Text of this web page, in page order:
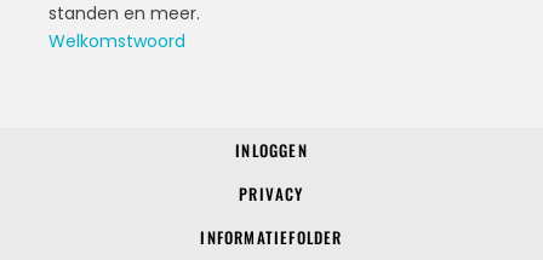
standen en meer.
Welkomstwoord
INLOGGEN
PRIVACY
INFORMATIEFOLDER
© 2022 SV Voerendaal